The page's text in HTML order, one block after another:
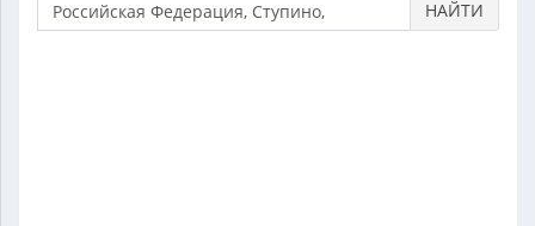
НАЙТИ